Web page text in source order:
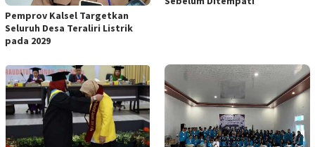
Pemprov Kalsel Targetkan
Seluruh Desa Teraliri Listrik
pada 2029